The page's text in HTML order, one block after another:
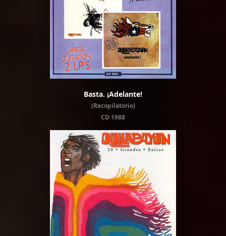
Basta. ¡Adelante!
(Recopilatorio)
CD 1988